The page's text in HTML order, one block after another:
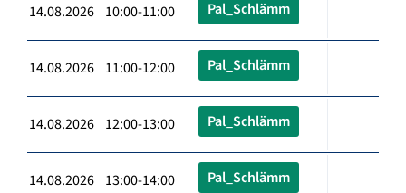
14.08.2026 10:00-11:00 Pal_Schlämm
14.08.2026 11:00-12:00 Pal_Schlämm
14.08.2026 12:00-13:00 Pal_Schlämm
14.08.2026 13:00-14:00 Pal_Schlämm